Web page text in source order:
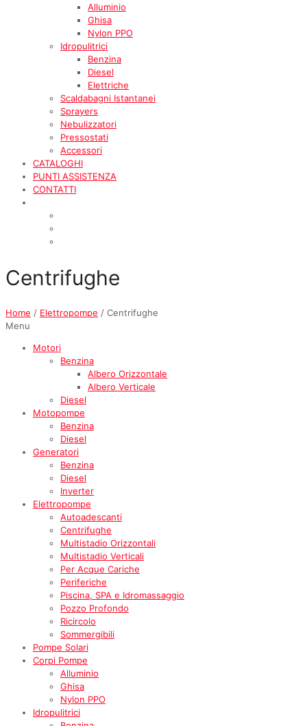
Alluminio
Ghisa
Nylon PPO
Idropulitrici
Benzina
Diesel
Elettriche
Scaldabagni Istantanei
Sprayers
Nebulizzatori
Pressostati
Accessori
CATALOGHI
PUNTI ASSISTENZA
CONTATTI
Centrifughe
Home / Elettropompe / Centrifughe
Menu
Motori
Benzina
Albero Orizzontale
Albero Verticale
Diesel
Motopompe
Benzina
Diesel
Generatori
Benzina
Diesel
Inverter
Elettropompe
Autoadescanti
Centrifughe
Multistadio Orizzontali
Multistadio Verticali
Per Acque Cariche
Periferiche
Piscina, SPA e Idromassaggio
Pozzo Profondo
Ricircolo
Sommergibili
Pompe Solari
Corpi Pompe
Alluminio
Ghisa
Nylon PPO
Idropulitrici